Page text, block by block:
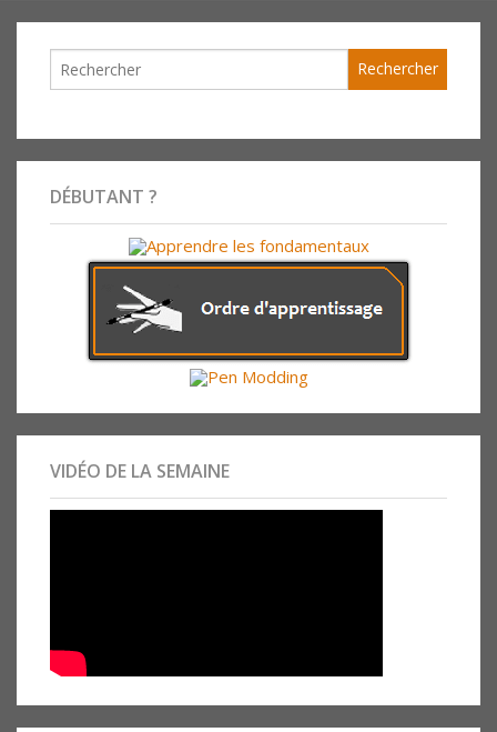
DÉBUTANT ?
VIDÉO DE LA SEMAINE